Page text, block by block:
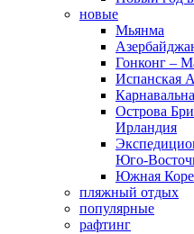
новые
Мьянма
Гонконг –
Испанская
Острова
Ирландия
Юго-
Южная
пляжный отдых
популярные
рафтинг